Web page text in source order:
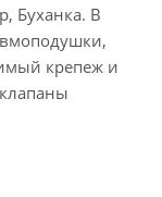
Буханка. В
крепеж и